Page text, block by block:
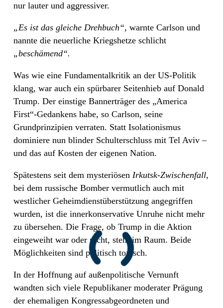
nur lauter und aggressiver.
„Es ist das gleiche Drehbuch“, warnte Carlson und
nannte die neuerliche Kriegshetze schlicht
„beschämend“.
Was wie eine Fundamentalkritik an der US-Politik
klang, war auch ein spürbarer Seitenhieb auf Donald
Trump. Der einstige Bannerträger des „America
First“-Gedankens habe, so Carlson, seine
Grundprinzipien verraten. Statt Isolationismus
dominiere nun blinder Schulterschluss mit Tel Aviv –
und das auf Kosten der eigenen Nation.
Spätestens seit dem mysteriösen Irkutsk-Zwischenfall,
bei dem russische Bomber vermutlich auch mit
westlicher Geheimdienstüberstützung angegriffen
wurden, ist die innerkonservative Unruhe nicht mehr
zu übersehen. Die Frage, ob Trump in die Aktion
eingeweiht war oder nicht, steht im Raum. Beide
Möglichkeiten sind politisch toxisch.
In der Hoffnung auf außenpolitische Vernunft
wandten sich viele Republikaner moderater Prägung
der ehemaligen Kongressabgeordneten und